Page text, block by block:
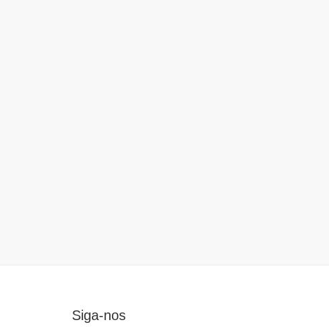
Siga-nos